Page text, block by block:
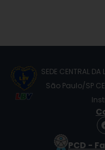
SEDE CENTRAL
São Paulo/SP
PCD -